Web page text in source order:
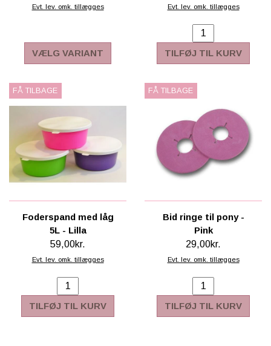
Evt. lev. omk. tillægges
VÆLG VARIANT
Evt. lev. omk. tillægges
TILFØJ TIL KURV
FÅ TILBAGE
Foderspand med låg
5L - Lilla
59,00kr.
Evt. lev. omk. tillægges
TILFØJ TIL KURV
FÅ TILBAGE
Bid ringe til pony -
Pink
29,00kr.
Evt. lev. omk. tillægges
TILFØJ TIL KURV